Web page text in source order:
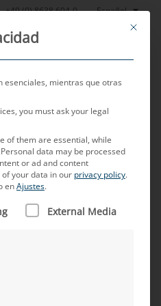
+49 (0) 8638 604-0 Español
Empleo Contacto
el trabajo
radio, la
This
esenciales, mientras que otras
you must ask your legal
of them are essential, while
Personal data may be processed
or ad and content
your data in our privacy policy.
enAjustes.
DE SERVICIOS
External Media